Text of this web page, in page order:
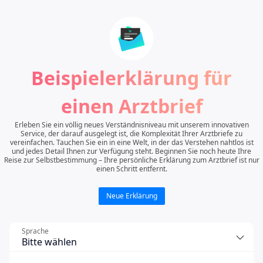
Beispielerklärung für
einen Arztbrief
Erleben Sie ein völlig neues Verständnisniveau mit unserem innovativen
Service, der darauf ausgelegt ist, die Komplexität Ihrer Arztbriefe zu
vereinfachen. Tauchen Sie ein in eine Welt, in der das Verstehen nahtlos ist
und jedes Detail Ihnen zur Verfügung steht. Beginnen Sie noch heute Ihre
Reise zur Selbstbestimmung – Ihre persönliche Erklärung zum Arztbrief ist nur
einen Schritt entfernt.
Neue Erklärung
Sprache